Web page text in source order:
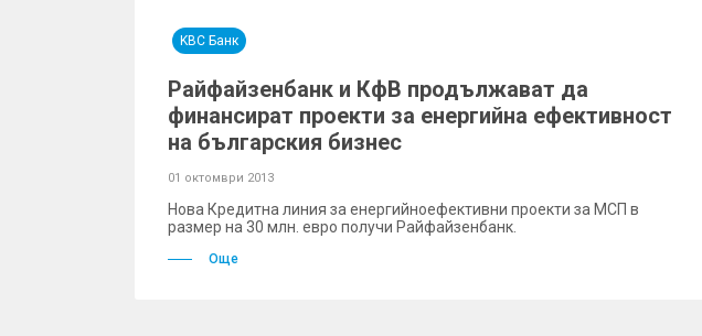
KBC Банк
Райфайзенбанк и КфВ продължават да
финансират проекти за енергийна ефективност
на българския бизнес
01 октомври 2013
Нова Кредитна линия за енергийноефективни проекти за МСП в
размер на 30 млн. eвро получи Райфайзенбанк.
Още